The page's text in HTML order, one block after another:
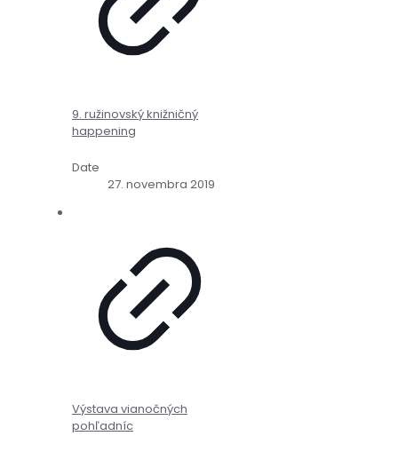
9. ružinovský knižničný
happening
Date
27. novembra 2019
Výstava vianočných
pohľadníc